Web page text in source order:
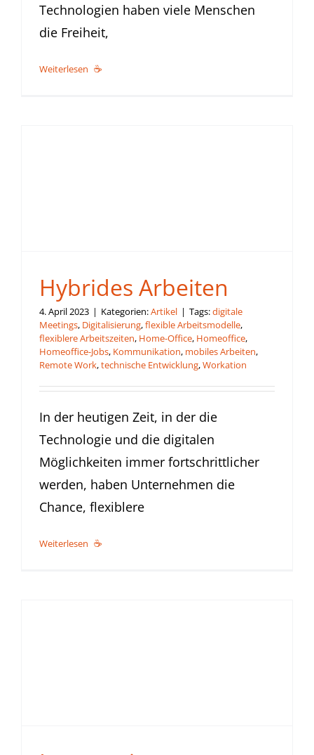
Technologien haben viele Menschen
die Freiheit,
Weiterlesen
Hybrides Arbeiten
4. April 2023 | Kategorien:Artikel | Tags:digitale
Meetings, Digitalisierung,flexible Arbeitsmodelle,
flexiblere Arbeitszeiten, Home-Office, Homeoffice,
Homeoffice-Jobs, Kommunikation, mobiles Arbeiten,
Remote Work,technische Entwicklung,Workation
In der heutigen Zeit, in der die
Technologie und die digitalen
Möglichkeiten immer fortschrittlicher
werden, haben Unternehmen die
Chance, flexiblere
Weiterlesen